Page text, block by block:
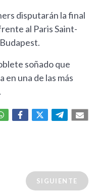
disputarán la final
al Paris Saint-
soñado que
una de las más
SIGUIENTE